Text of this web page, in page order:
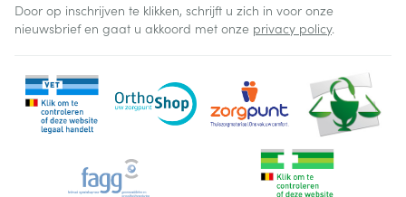
Door op inschrijven te klikken, schrijft u zich in voor onze
nieuwsbrief en gaat u akkoord met onze privacy policy.